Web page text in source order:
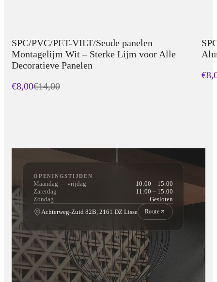
SPC/PVC/PET-VILT/Seude panelen
Montagelijm Wit – Sterke Lijm voor Alle
Decoratieve Panelen
€8,00€14,00
OPENINGSTIJDEN
Maandag — vrijdag
10:00 – 15:00
Zaterdag
11:00 – 15:00
Zondag
Gesloten
Achterweg-Zuid 82B, 2161 DZ Lisse
Route